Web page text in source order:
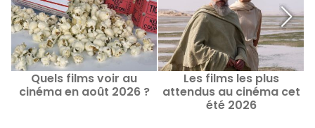
Quels films voir au
cinéma en août 2026 ?
Les films les plus
attendus au cinéma cet
été 2026